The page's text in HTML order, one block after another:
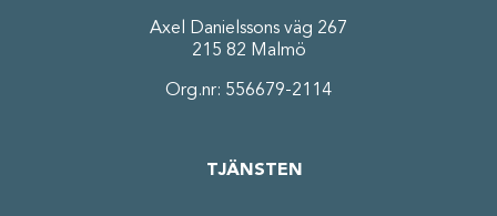
Axel Danielssons väg 267
215 82 Malmö
Org.nr: 556679-2114
TJÄNSTEN